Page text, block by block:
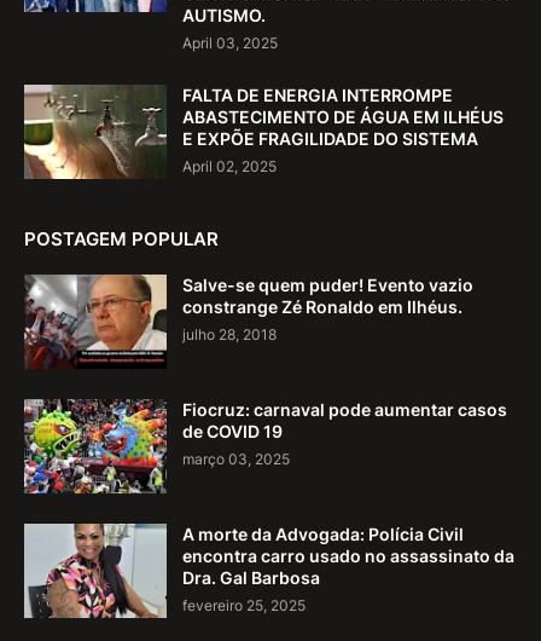
AUTISMO.
April 03, 2025
FALTA DE ENERGIA INTERROMPE
ABASTECIMENTO DE ÁGUA EM ILHÉUS
E EXPÕE FRAGILIDADE DO SISTEMA
April 02, 2025
POSTAGEM POPULAR
Salve-se quem puder! Evento vazio
constrange Zé Ronaldo em Ilhéus.
julho 28, 2018
Fiocruz: carnaval pode aumentar casos
de COVID 19
março 03, 2025
A morte da Advogada: Polícia Civil
encontra carro usado no assassinato da
Dra. Gal Barbosa
fevereiro 25, 2025